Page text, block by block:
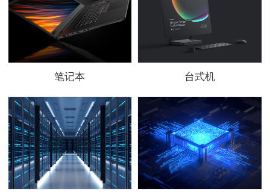
笔记本 台式机